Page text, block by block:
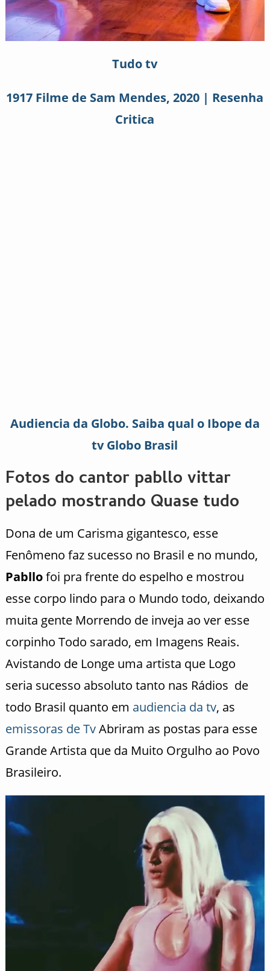
Tudo tv
1917 Filme de Sam Mendes, 2020 | Resenha
Critica
Audiencia da Globo. Saiba qual o Ibope da
tv Globo Brasil
Fotos do cantor pabllo vittar
pelado mostrando Quase tudo
Dona de um Carisma gigantesco, esse
Fenômeno faz sucesso no Brasil e no mundo,
Pabllofoi pra frente do espelho e mostrou
esse corpo lindo para o Mundo todo, deixando
muita gente Morrendo de inveja ao ver esse
corpinho Todo sarado, em Imagens Reais.
Avistando de Longe uma artista que Logo
seria sucesso absoluto tanto nas Rádios de
todo Brasil quanto em audiencia da tv, as
emissoras de TvAbriram as postas para esse
Grande Artista que da Muito Orgulho ao Povo
Brasileiro.